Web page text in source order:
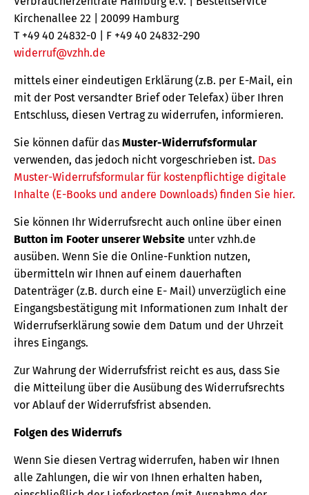
Kirchenallee 22 | 20099 Hamburg
T +49 40 24832-0 | F +49 40 24832-290
widerruf@vzhh.de
mittels einer eindeutigen Erklärung (z.B. per E-Mail, ein
mit der Post versandter Brief oder Telefax) über Ihren
Entschluss, diesen Vertrag zu widerrufen, informieren.
Sie können dafür das Muster-Widerrufsformular
verwenden, das jedoch nicht vorgeschrieben ist. Das
Muster-Widerrufsformular für kostenpflichtige digitale
Inhalte (E-Books und andere Downloads) finden Sie hier.
Sie können Ihr Widerrufsrecht auch online über einen
Button im Footer unserer Website unter vzhh.de
ausüben. Wenn Sie die Online-Funktion nutzen,
übermitteln wir Ihnen auf einem dauerhaften
Datenträger (z.B. durch eine E- Mail) unverzüglich eine
Eingangsbestätigung mit Informationen zum Inhalt der
Widerrufserklärung sowie dem Datum und der Uhrzeit
ihres Eingangs.
Zur Wahrung der Widerrufsfrist reicht es aus, dass Sie
die Mitteilung über die Ausübung des Widerrufsrechts
vor Ablauf der Widerrufsfrist absenden.
Folgen des Widerrufs
Wenn Sie diesen Vertrag widerrufen, haben wir Ihnen
alle Zahlungen, die wir von Ihnen erhalten haben,